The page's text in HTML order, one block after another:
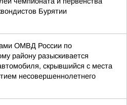
Бурятии
ОМВД России по
району разыскивается
скрывшийся с места
несовершеннолетнего